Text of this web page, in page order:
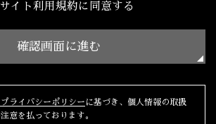
サイト利用規約に同意する
ライバシーポリシー に基づき、個人情報の取扱
意を払っております。